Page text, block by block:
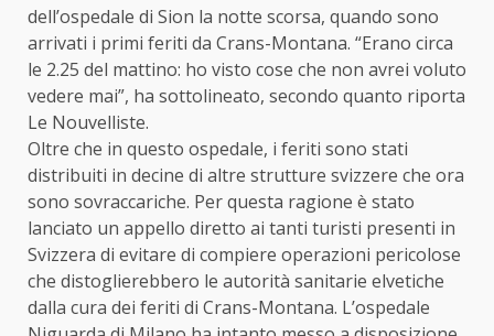
dell’ospedale di Sion la notte scorsa, quando sono
arrivati i primi feriti da Crans-Montana. “Erano circa
le 2.25 del mattino: ho visto cose che non avrei voluto
vedere mai”, ha sottolineato, secondo quanto riporta
Le Nouvelliste.
Oltre che in questo ospedale, i feriti sono stati
distribuiti in decine di altre strutture svizzere che ora
sono sovraccariche. Per questa ragione è stato
lanciato un appello diretto ai tanti turisti presenti in
Svizzera di evitare di compiere operazioni pericolose
che distoglierebbero le autorità sanitarie elvetiche
dalla cura dei feriti di Crans-Montana. L’ospedale